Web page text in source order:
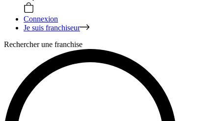
Connexion
Je suis franchiseur
Rechercher une franchise